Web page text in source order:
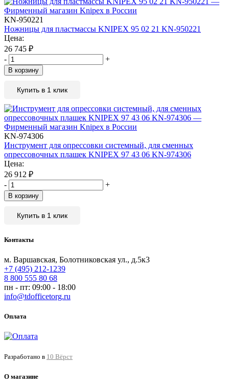
KN-950221
Ножницы для пластмассы KNIPEX 95 02 21 KN-950221
Цена:
26 745 ₽
-
+
В корзину
Купить в 1 клик
KN-974306
Инструмент для опрессовки системный, для сменных
опрессовочных плашек KNIPEX 97 43 06 KN-974306
Цена:
26 912 ₽
-
+
В корзину
Купить в 1 клик
Контакты
м. Варшавская, Болотниковская ул., д.5к3
+7 (495) 212-1239
8 800 555 80 68
пн - пт: 09:00 - 18:00
info@tdofficetorg.ru
Оплата
Разработано в 10 Вёрст
О магазине